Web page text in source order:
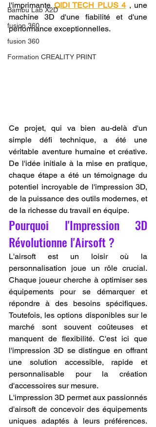
Bambu Lab X2D
fusion 360
fusion 360
Formation CREALITY PRINT
l'imprimante QIDI TECH PLUS 4 , une
machine 3D d'une fiabilité et d'une
performance exceptionnelles.
Ce projet, qui va bien au-delà d'un
simple défi technique, a été une
véritable aventure humaine et créative.
De l'idée initiale à la mise en pratique,
chaque étape a été un témoignage du
potentiel incroyable de l'impression 3D,
de la puissance des outils modernes, et
de la richesse du travail en équipe.
Pourquoi l'Impression 3D
Révolutionne l'Airsoft ?
L'airsoft est un loisir où la
personnalisation joue un rôle crucial.
Chaque joueur cherche à optimiser ses
équipements pour se démarquer et
répondre à des besoins spécifiques.
Toutefois, les options disponibles sur le
marché sont souvent coûteuses et
manquent de flexibilité. C'est ici que
l'impression 3D se distingue en offrant
une solution accessible, rapide et
personnalisable pour la création
d'accessoires sur mesure.
L'impression 3D permet aux passionnés
d'airsoft de concevoir des équipements
uniques adaptés à leurs préférences.